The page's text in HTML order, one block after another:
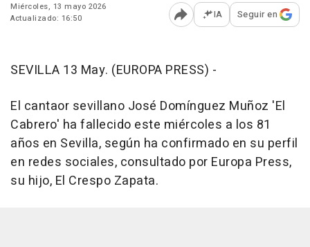
Miércoles, 13 mayo 2026
Actualizado: 16:50
Abrir opciones para
IA Seguir en
SEVILLA 13 May. (EUROPA PRESS) -
El cantaor sevillano José Domínguez Muñoz 'El
Cabrero' ha fallecido este miércoles a los 81
años en Sevilla, según ha confirmado en su perfil
en redes sociales, consultado por Europa Press,
su hijo, El Crespo Zapata.